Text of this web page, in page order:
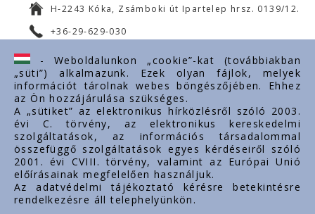
H-2243 Kóka, Zsámboki út Ipartelep hrsz. 0139/12.
+36-29-629-030
ertekesites@styron.hu
export@styron.hu
www.styron.hu
Important links
About us
Documents
- Weboldalunkon „cookie”-kat (továbbiakban
„süti”) alkalmazunk. Ezek olyan fájlok, melyek
információt tárolnak webes böngészőjében. Ehhez
az Ön hozzájárulása szükséges.
A „sütiket” az elektronikus hírközlésről szóló 2003.
évi C. törvény, az elektronikus kereskedelmi
szolgáltatások, az információs társadalommal
összefüggő szolgáltatások egyes kérdéseiről szóló
2001. évi CVIII. törvény, valamint az Európai Unió
előírásainak megfelelően használjuk.
Az adatvédelmi tájékoztató kérésre betekintésre
rendelkezésre áll telephelyünkön.